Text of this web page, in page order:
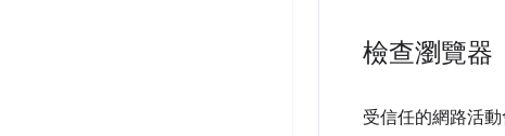
檢查瀏覽器
受信任的網路活